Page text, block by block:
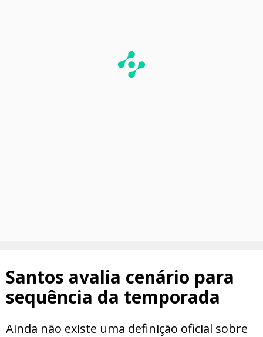
Santos avalia cenário para
sequência da temporada
Ainda não existe uma definição oficial sobre